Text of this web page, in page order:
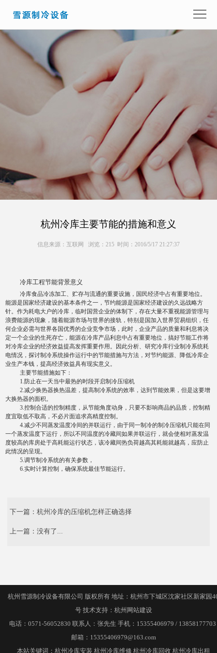
页
关
讯
咨
询
系
我
杭州冷库主要节能的措施和意义
信息来源：互联网 浏览：215 时间：2016/5/17 21:27:37
冷库工程节能背景意义
冷库食品冷冻加工、贮存与流通的重要设施，国民经济中占有重要地位。
能源是国家经济建设的基本条件之一，节约能源是国家经济建设的久远战略方
针。作为耗电大户的冷库，临时国营企业的体制下，存在大量不重视能源管理与
浪费能源的现象，随着能源市场与世界的接轨，特别是国加入世界贸易组织，任
何企业必需与世界各国优秀的企业竞争市场，此时，企业产品的质量和利息将决
定一个企业的生死存亡，能源在冷库产品利息中占有重要地位，搞好节能工作将
对冷库企业的经济效益提高发挥重要作用。因此分析、研究冷库行业制冷系统耗
电情况，探讨制冷系统操作运行中的节能措施与方法，对节约能源、降低冷库企
业生产本钱，提高经济效益具有现实意义。
主要节能措施如下：
1.防止在一天当中最热的时段开启制冷压缩机
2.减少换热器换热温差，提高制冷系统的效率，达到节能效果，但是这要增
大换热器的面积。
3.控制合适的控制精度，从节能角度动身，只要不影响商品的品质，控制精
度宜取低不取高，不必片面追求高精度控制。
4.减少不同蒸发温度冷间的并联运行，由于同一制冷的制冷压缩机只能在同
一个蒸发温度下运行，所以不同温度的冷藏间如果并联运行，就会使相对蒸发温
度较高的库房处于高耗能运行状态，该冷藏间热负荷越高其耗能就越高，应防止
此情况的呈现。
5.调节制冷系统的有关参数，
6.实时计算控制，确保系统最佳节能运行。
下一篇： 杭州冷库的压缩机怎样正确选择
上一篇：没有了...
杭州雪源制冷设备有限公司 版权所有 地址：杭州市下城区沈家社区新家园
号 技术支持： 杭州网站建设
电话：0571-56052830 联系人：张先生 手机：15355406979 / 13858177703
邮箱： 15355406979@163.com
本站关键词： 杭州冷库安装 杭州冷库维修 杭州冷库回收 杭州冷库出租